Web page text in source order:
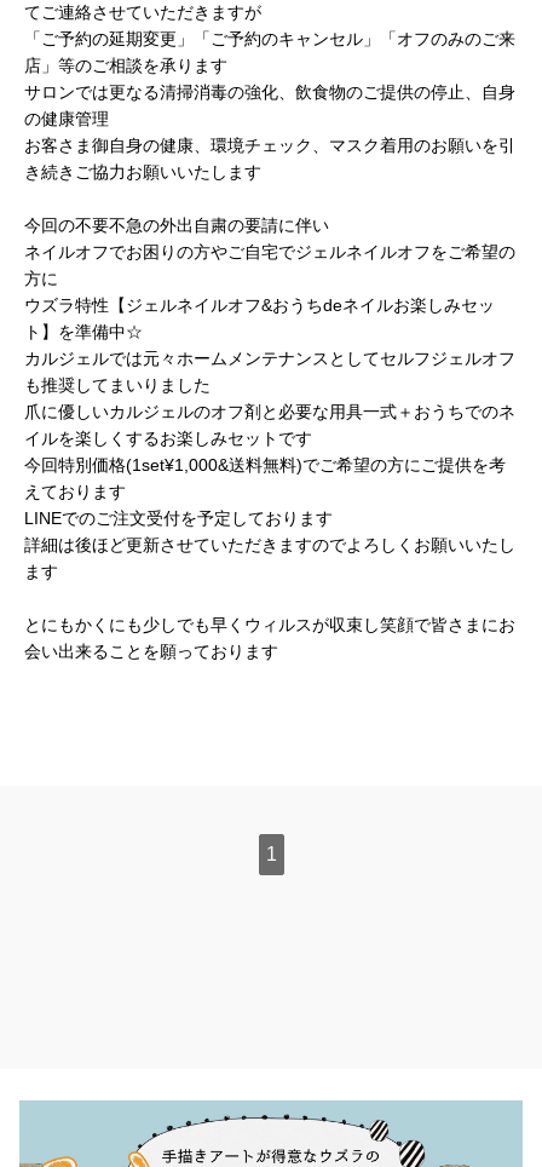
てご連絡させていただきますが
「ご予約の延期変更」「ご予約のキャンセル」「オフのみのご来
店」等のご相談を承ります
サロンでは更なる清掃消毒の強化、飲食物のご提供の停止、自身
の健康管理
お客さま御自身の健康、環境チェック、マスク着用のお願いを引
き続きご協力お願いいたします
今回の不要不急の外出自粛の要請に伴い
ネイルオフでお困りの方やご自宅でジェルネイルオフをご希望の
方に
ウズラ特性【ジェルネイルオフ&おうちdeネイルお楽しみセッ
ト】を準備中☆
カルジェルでは元々ホームメンテナンスとしてセルフジェルオフ
も推奨してまいりました
爪に優しいカルジェルのオフ剤と必要な用具一式＋おうちでのネ
イルを楽しくするお楽しみセットです
今回特別価格(1set¥1,000&送料無料)でご希望の方にご提供を考
えております
LINEでのご注文受付を予定しております
詳細は後ほど更新させていただきますのでよろしくお願いいたし
ます
とにもかくにも少しでも早くウィルスが収束し笑顔で皆さまにお
会い出来ることを願っております
1